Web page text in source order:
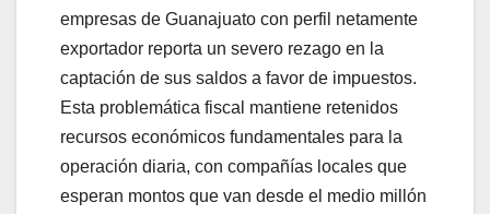
empresas de Guanajuato con perfil netamente
exportador reporta un severo rezago en la
captación de sus saldos a favor de impuestos.
Esta problemática fiscal mantiene retenidos
recursos económicos fundamentales para la
operación diaria, con compañías locales que
esperan montos que van desde el medio millón